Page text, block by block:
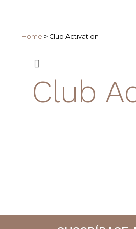
Home > Club Activation
Club